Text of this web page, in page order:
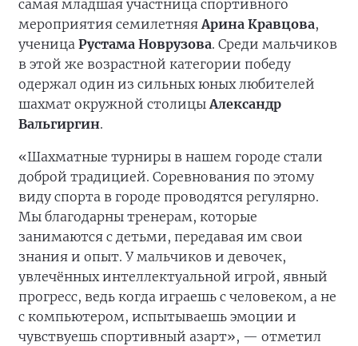
самая младшая участница спортивного
мероприятия семилетняяАрина Кравцова,
ученица Рустама Новрузова. Среди мальчиков
в этой же возрастной категории победу
одержал один из сильных юных любителей
шахмат окружной столицыАлександр
Вальгиргин.
«Шахматные турниры в нашем городе стали
доброй традицией. Соревнования по этому
виду спорта в городе проводятся регулярно.
Мы благодарны тренерам, которые
занимаются с детьми, передавая им свои
знания и опыт. У мальчиков и девочек,
увлечённых интеллектуальной игрой, явный
прогресс, ведь когда играешь с человеком, а не
с компьютером, испытываешь эмоции и
чувствуешь спортивный азарт», — отметил